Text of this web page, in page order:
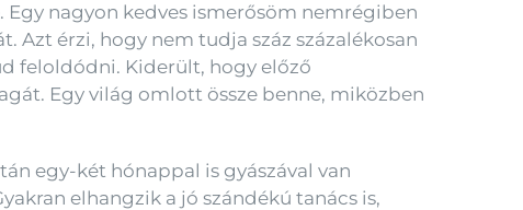
nagyon kedves ismerősöm nemrégiben
Azt érzi, hogy nem tudja száz százalékosan
feloldódni. Kiderült, hogy előző
Egy világ omlott össze benne, miközben
egy-két hónappal is gyászával van
elhangzik a jó szándékú tanács is,